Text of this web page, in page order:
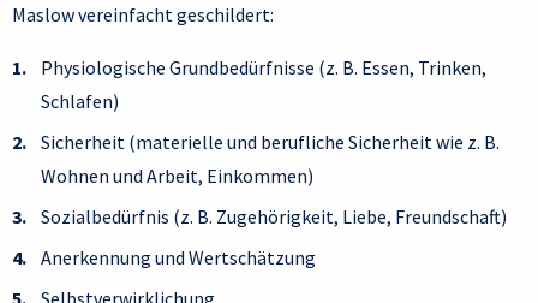
Maslow vereinfacht geschildert:
Physiologische Grundbedürfnisse (z. B. Essen, Trinken,
Schlafen)
Sicherheit (materielle und berufliche Sicherheit wie z. B.
Wohnen und Arbeit, Einkommen)
Sozialbedürfnis (z. B. Zugehörigkeit, Liebe, Freundschaft)
Anerkennung und Wertschätzung